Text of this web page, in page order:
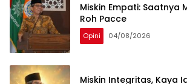
Miskin Empati: Saatnya
Roh Pacce
Opini 04/08/2026
Miskin Integritas, Kaya